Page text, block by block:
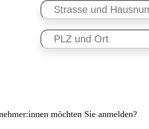
möchten Sie anmelden?